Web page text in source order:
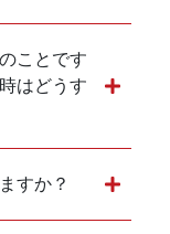
ことです
はどうす
すか？